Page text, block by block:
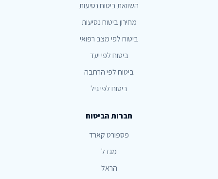
השוואת ביטוח נסיעות
מחירון ביטוח נסיעות
ביטוח לפי מצב רפואי
ביטוח לפי יעד
ביטוח לפי הרחבה
ביטוח לפי גיל
חברות הביטוח
פספורט קארד
מגדל
הראל